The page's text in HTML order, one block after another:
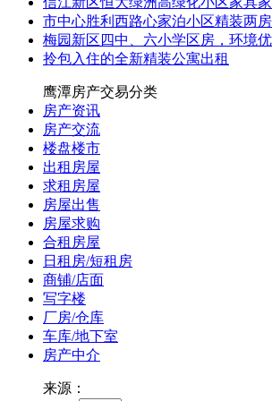
市中心胜利西路心家泊小区精装两
梅园新区四中、六小学区房，环境
拎包入住的全新精装公寓出租
鹰潭房产交易分类
房产资讯
房产交流
楼盘楼市
出租房屋
求租房屋
房屋出售
房屋求购
合租房屋
日租房/短租房
商铺/店面
写字楼
厂房/仓库
车库/地下室
房产中介
来源：